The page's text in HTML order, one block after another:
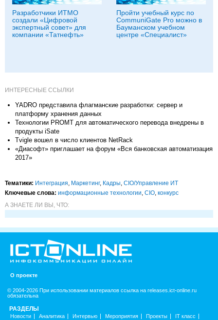
Разработчики ИТМО
создали «Цифровой
экспертный совет» для
компании «Татнефть»
Пройти учебный курс по
CommuniGate Pro можно в
Бауманском учебном
центре «Специалист»
ИНТЕРЕСНЫЕ ССЫЛКИ
YADRO представила флагманские разработки: сервер и
платформу хранения данных
Технологии PROMT для автоматического перевода внедрены в
продукты iSate
Tvigle вошел в число клиентов NetRack
«Диасофт» приглашает на форум «Вся банковская автоматизация
2017»
Тематики: Интеграция, Маркетинг, Кадры, CIO/Управление ИТ
Ключевые слова: информационные технологии, CIO, конкурс
А ЗНАЕТЕ ЛИ ВЫ, ЧТО:
О проекте
© 2004-2026 При использовании материалов ссылка на releases.ict-online.ru
обязательна
РАЗДЕЛЫ
Новости Аналитика Интервью Мероприятия Проекты IT класс